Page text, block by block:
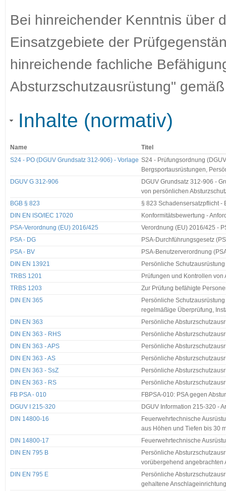
Bei hinreichender Kenntnis über
Einsatzgebiete der
hinreichende fachliche
Absturzschutzausrüstung"
Inhalte (normativ)
Name
Titel
S24 - PO (DGUV Grundsatz 312-906) - Vorlage S24 - Prüfungsordnung
Bergsportausrüstungen,
DGUV G 312-906
DGUV Grundsatz 312-906 -
von persönlichen
BGB § 823
§ 823 Schadensersatzpflicht -
DIN EN ISO/IEC 17020
Konformitätsbewertung -
PSA-Verordnung (EU) 2016/425
Verordnung (EU) 2016/425 -
PSA - DG
PSA-Durchführungsgesetz
PSA - BV
PSA-Benutzerverordnung
DIN EN 13921
Persönliche
TRBS 1201
Prüfungen und Kontrollen
TRBS 1203
Zur Prüfung befähigte
DIN EN 365
Persönliche
regelmäßige Überprüfung,
DIN EN 363
Persönliche
DIN EN 363 - RHS
Persönliche
DIN EN 363 - APS
Persönliche
DIN EN 363 - AS
Persönliche
DIN EN 363 - SsZ
Persönliche
DIN EN 363 - RS
Persönliche
FB PSA - 010
FBPSA-010: PSA gegen
DGUV I 215-320
DGUV Information 215-320 -
DIN 14800-16
Feuerwehrtechnische
aus Höhen und Tiefen bis 30
DIN 14800-17
Feuerwehrtechnische
DIN EN 795 B
Persönliche
vorübergehend angebrachten
DIN EN 795 E
Persönliche
gehaltene